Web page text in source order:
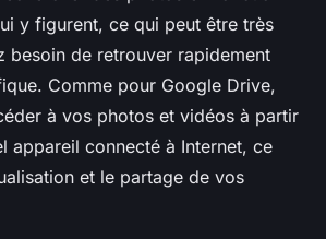
y figurent, ce qui peut être très
besoin de retrouver rapidement
Comme pour Google Drive,
à vos photos et vidéos à partir
appareil connecté à Internet, ce
et le partage de vos